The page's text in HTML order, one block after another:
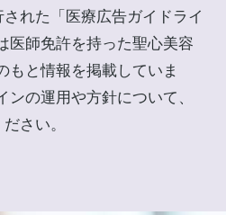
れた「医療広告ガイドライ
医師免許を持った聖心美容
もと情報を掲載していま
の運用や方針について、
さい。